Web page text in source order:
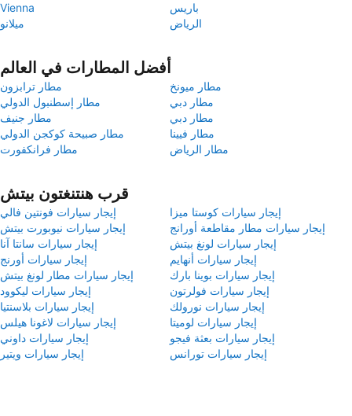
Vienna
باريس
ميلانو
الرياض
أفضل المطارات في العالم
مطار ترابزون
مطار ميونخ
مطار إسطنبول الدولي
مطار دبي
مطار جنيف
مطار دبي
مطار صبيحة كوكجن الدولي
مطار فيينا
مطار فرانكفورت
مطار الرياض
قرب هنتنغتون بيتش
إيجار سيارات فونتين فالي
إيجار سيارات كوستا ميزا
إيجار سيارات نيوبورت بيتش
إيجار سيارات مطار مقاطعة أورانج
إيجار سيارات سانتا آنا
إيجار سيارات لونغ بيتش
إيجار سيارات أورنج
إيجار سيارات أنهايم
إيجار سيارات مطار لونغ بيتش
إيجار سيارات بوينا بارك
إيجار سيارات ليكوود
إيجار سيارات فولرتون
إيجار سيارات بلاسنتيا
إيجار سيارات نورولك
إيجار سيارات لاغونا هيلس
إيجار سيارات لوميتا
إيجار سيارات داوني
إيجار سيارات بعثة فيجو
إيجار سيارات ويتير
إيجار سيارات تورانس